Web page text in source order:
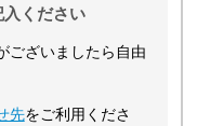
入ください
ございましたら自由
先をご利用くださ